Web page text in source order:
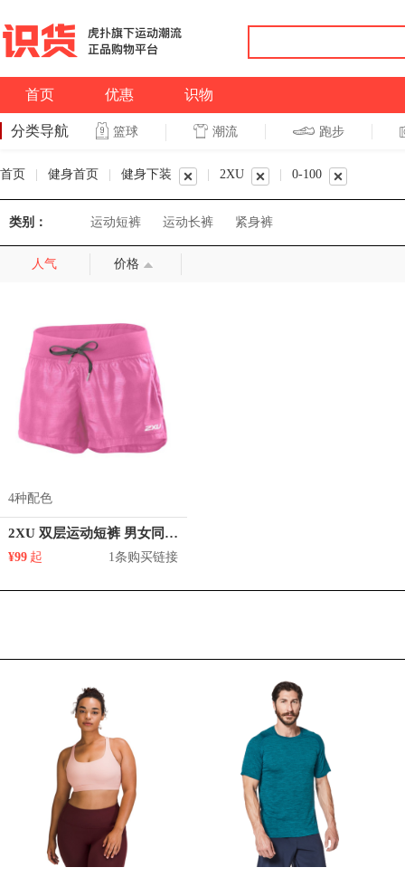
首页 优惠 识物
分类导航 篮球 潮流 跑步
首页 健身首页 健身下装 2XU 0-100
类别： 运动短裤 运动长裤 紧身裤
人气 价格
4种配色
2XU 双层运动短裤 男女同款 WR2781B
¥99 起 1条购买链接